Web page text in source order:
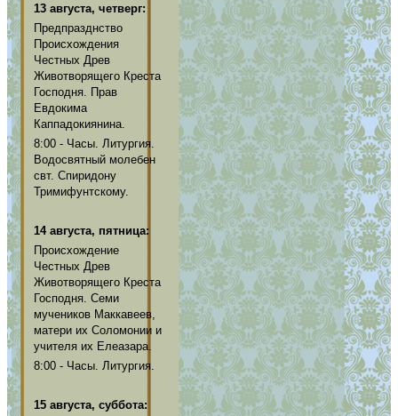
13 августа, четверг:
Предпразднство
Происхождения
Честных Древ
Животворящего Креста
Господня. Прав
Евдокима
Каппадокиянина.
8:00 - Часы. Литургия.
Водосвятный молебен
свт. Спиридону
Тримифунтскому.
14 августа, пятница:
Происхождение
Честных Древ
Животворящего Креста
Господня. Семи
мучеников Маккавеев,
матери их Соломонии и
учителя их Елеазара.
8:00 - Часы. Литургия.
15 августа, суббота: